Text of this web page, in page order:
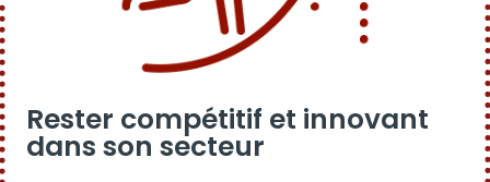
Rester compétitif et innovant
dans son secteur